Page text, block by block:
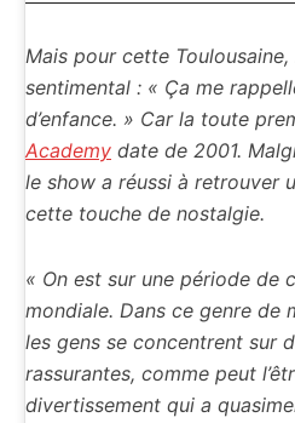
Mais pour cette Toulousaine,
sentimental : « Ça me
d’enfance. » Car la toute
Academy date de 2001.
le show a réussi à retrouver
cette touche de nostalgie.
« On est sur une période de
mondiale. Dans ce genre de
les gens se concentrent sur
rassurantes, comme peut
divertissement qui a